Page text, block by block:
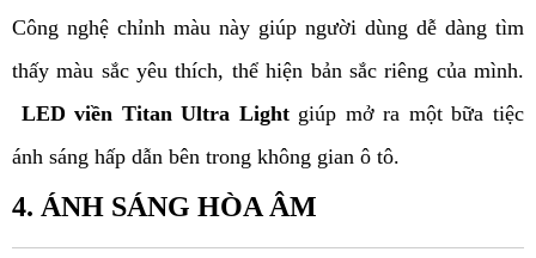
Công nghệ chỉnh màu này giúp người dùng dễ dàng tìm
LED viền Titan Ultra Light giúp mở ra một bữa tiệc
ánh sáng hấp dẫn bên trong không gian ô tô.
4. ÁNH SÁNG HÒA ÂM